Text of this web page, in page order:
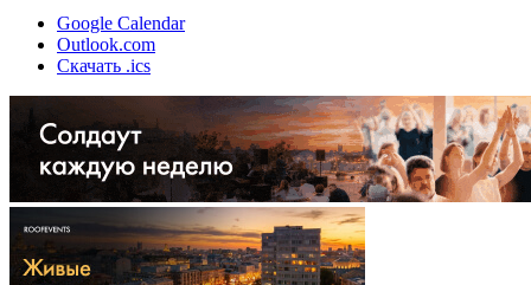
Google Calendar
Outlook.com
Скачать .ics